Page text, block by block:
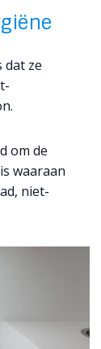
dat ze
om de
waaraan
niet-